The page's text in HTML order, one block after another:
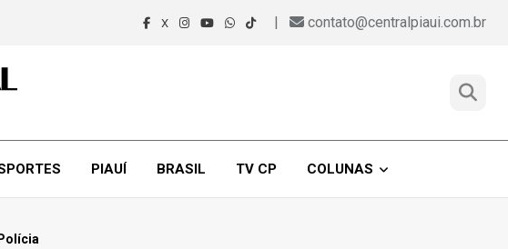
X | contato@centralpiaui.com.br
PIAUÍ BRASIL TV CP COLUNAS